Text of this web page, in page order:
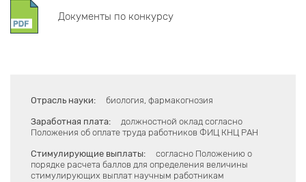
Документы по конкурсу
Отрасль науки: биология, фармакогнозия
Заработная плата:
должностной оклад согласно
Положения об оплате труда работников ФИЦ КНЦ РАН
Стимулирующие выплаты:
согласно Положению о
порядке расчета баллов для определения величины
стимулирующих выплат научным работникам